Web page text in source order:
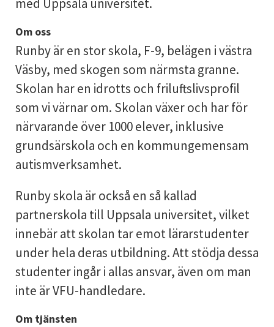
med Uppsala universitet.
Om oss
Runby är en stor skola, F-9, belägen i västra
Väsby, med skogen som närmsta granne.
Skolan har en idrotts och friluftslivsprofil
som vi värnar om. Skolan växer och har för
närvarande över 1000 elever, inklusive
grundsärskola och en kommungemensam
autismverksamhet.
Runby skola är också en så kallad
partnerskola till Uppsala universitet, vilket
innebär att skolan tar emot lärarstudenter
under hela deras utbildning. Att stödja dessa
studenter ingår i allas ansvar, även om man
inte är VFU-handledare.
Om tjänsten